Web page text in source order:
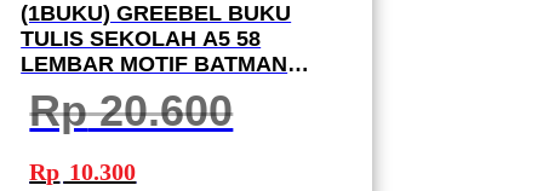
(1BUKU) GREEBEL BUKU
TULIS SEKOLAH A5 58
LEMBAR MOTIF BATMAN
(1PCS) GBBM 5802 I BUKU
TULIS GREEBEL
Rp20.600
Harga
aslinya
adalah:
Rp 10.300ini